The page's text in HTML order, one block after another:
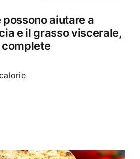
aiutare a
e il grasso viscerale,